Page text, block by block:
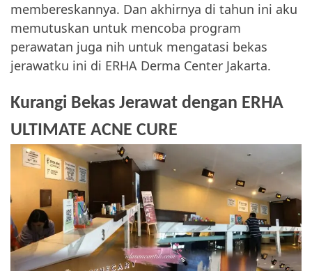
membereskannya. Dan akhirnya di tahun ini aku
memutuskan untuk mencoba program
perawatan juga nih untuk mengatasi bekas
jerawatku ini di ERHA Derma Center Jakarta.
Kurangi Bekas Jerawat dengan ERHA
ULTIMATE ACNE CURE